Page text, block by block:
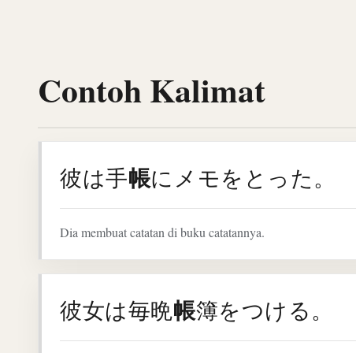
Contoh Kalimat
彼は手帳にメモをとった。
Dia membuat catatan di buku catatannya.
彼女は毎晩帳簿をつける。